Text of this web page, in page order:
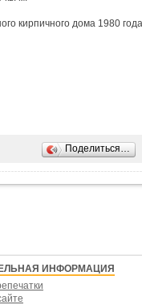
кирпичного дома 1980
Поделиться…
ИНФОРМАЦИЯ